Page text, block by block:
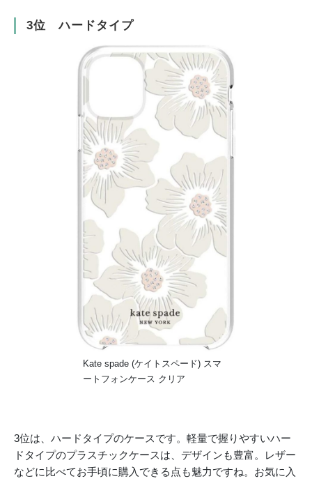
3位 ハードタイプ
Kate spade (ケイトスペード) スマ
ートフォンケース クリア
3位は、ハードタイプのケースです。軽量で握りやすいハー
ドタイプのプラスチックケースは、デザインも豊富。レザー
などに比べてお手頃に購入できる点も魅力ですね。お気に入